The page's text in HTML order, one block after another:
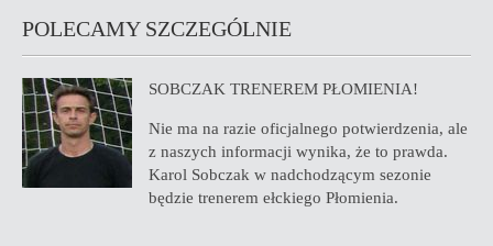
POLECAMY SZCZEGÓLNIE
SOBCZAK TRENEREM PŁOMIENIA!
Nie ma na razie oficjalnego potwierdzenia, ale
z naszych informacji wynika, że to prawda.
Karol Sobczak w nadchodzącym sezonie
będzie trenerem ełckiego Płomienia.